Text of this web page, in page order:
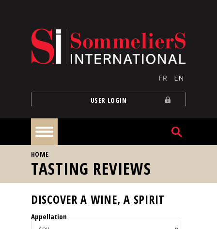
FR EN
USER LOGIN
Home
Our
events
YOU ARE HERE
HOME
TASTING REVIEWS
DISCOVER A WINE, A SPIRIT
Appellation